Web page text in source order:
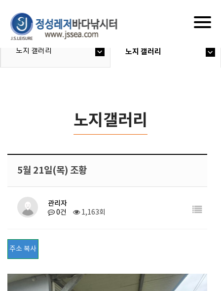
노지 갤러리 노지 갤러리
노지갤러리
5월 21일(목) 조황
관리자
0건 1,163회
주소 복사